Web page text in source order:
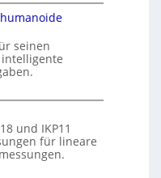
seinen
und IKP11
für lineare